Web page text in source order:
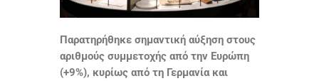
Παρατηρήθηκε σημαντική αύξηση στους
αριθμούς συμμετοχής από την Ευρώπη
(+9%), κυρίως από τη Γερμανία και